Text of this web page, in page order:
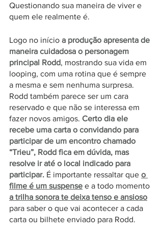
Questionando sua maneira de viver e
quem ele realmente é.
Logo no início a produção apresenta de
maneira cuidadosa o personagem
principal Rodd, mostrando sua vida em
looping, com uma rotina que é sempre
a mesma e sem nenhuma surpresa.
Rodd também parece ser um cara
reservado e que não se interessa em
fazer novos amigos. Certo dia ele
recebe uma carta o convidando para
participar de um encontro chamado
“Trieu”, Rodd fica em dúvida, mas
resolve ir até o local indicado para
participar. É importante ressaltar que o
filme é um suspense e a todo momento
a trilha sonora te deixa tenso e ansioso
para saber o que vai acontecer a cada
carta ou bilhete enviado para Rodd.